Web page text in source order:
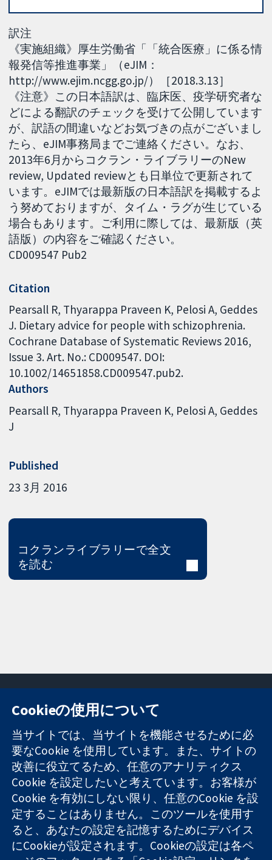
訳注
《実施組織》厚生労働省「「統合医療」に係る情
報発信等推進事業」（eJIM：
http://www.ejim.ncgg.go.jp/）［2018.3.13］
《注意》この日本語訳は、臨床医、疫学研究者な
どによる翻訳のチェックを受けて公開しています
が、訳語の間違いなどお気づきの点がございまし
たら、eJIM事務局までご連絡ください。なお、
2013年6月からコクラン・ライブラリーのNew
review, Updated reviewとも日単位で更新されて
います。eJIMでは最新版の日本語訳を掲載するよ
う努めておりますが、タイム・ラグが生じている
場合もあります。ご利用に際しては、最新版（英
語版）の内容をご確認ください。
CD009547 Pub2
Citation
Pearsall R, Thyarappa Praveen K, Pelosi A, Geddes
J. Dietary advice for people with schizophrenia.
Cochrane Database of Systematic Reviews 2016,
Issue 3. Art. No.: CD009547. DOI:
10.1002/14651858.CD009547.pub2.
Authors
Pearsall R Thyarappa Praveen K Pelosi A Geddes
J
Published
23 3月 2016
コクランライブラリーで全文
を読む
信頼できるエビ
デンスと
情報に基づく意
思決定により
健康のさらなる
向上へ
11-13 Cavendish
Square
London
W1G 0AN
United Kingdom
お問い合わせ
ニュース
広報
コクランにつ
いて
採用
Cochrane
Library
Cookieの使用について
当サイトでは、当サイトを機能させるために必
要なCookie を使用しています。また、サイトの
改善に役立てるため、任意のアナリティクス
Cookie を設定したいと考えています。お客様が
Cookie を有効にしない限り、任意のCookie を設
定することはありません。このツールを使用す
ると、あなたの設定を記憶するためにデバイス
にCookieが設定されます。Cookieの設定は各ペ